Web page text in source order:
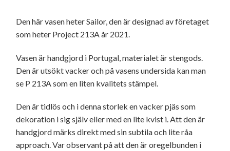
Den här vasen heter Sailor, den är designad av företaget
som heter Project 213A år 2021.
Vasen är handgjord i Portugal, materialet är stengods.
Den är utsökt vacker och på vasens undersida kan man
se P 213A som en liten kvalitets stämpel.
Den är tidlös och i denna storlek en vacker pjäs som
dekoration i sig själv eller med en lite kvist i. Att den är
handgjord märks direkt med sin subtila och lite råa
approach. Var observant på att den är oregelbunden i